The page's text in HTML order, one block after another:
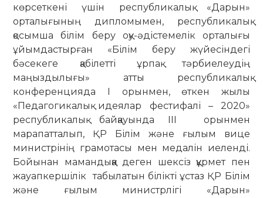
көрсеткені үшін республикалық «Дарын»
орталығының дипломымен, республикалық
қосымша білім беру оқу-әдістемелік орталығы
ұйымдастырған «Білім беру жүйесіндегі
бәсекеге қабілетті ұрпақ тәрбиелеудің
маңыздылығы» атты республикалық
конференцияда І орынмен, өткен жылы
«Педагогикалық идеялар фестифалі – 2020»
республикалық байқауында ІІІ орынмен
марапатталып, ҚР Білім және ғылым вице
министрінің грамотасы мен медалін иеленді.
Бойынан мамандыққа деген шексіз құрмет пен
жауапкершілік табылатын білікті ұстаз ҚР Білім
және ғылым министрлігі «Дарын»